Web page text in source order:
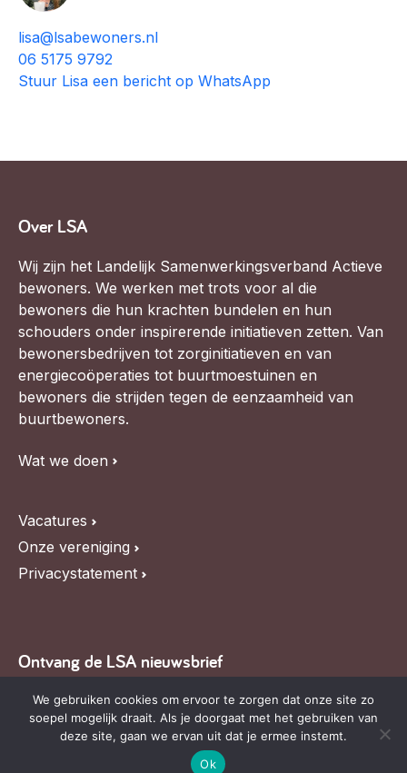
lisa@lsabewoners.nl
06 5175 9792
Stuur Lisa een bericht op WhatsApp
Over LSA
Wij zijn het Landelijk Samenwerkingsverband Actieve
bewoners. We werken met trots voor al die
bewoners die hun krachten bundelen en hun
schouders onder inspirerende initiatieven zetten. Van
bewonersbedrijven tot zorginitiatieven en van
energiecoöperaties tot buurtmoestuinen en
bewoners die strijden tegen de eenzaamheid van
buurtbewoners.
Wat we doen
Vacatures
Onze vereniging
Privacystatement
Ontvang de LSA nieuwsbrief
Blijf op de hoogte van LSA nieuws, de agenda en
relevante ontwikkelingen,schrijf je in voor onze
nieuwsbrief.
We gebruiken cookies om ervoor te zorgen dat onze site zo
soepel mogelijk draait. Als je doorgaat met het gebruiken van
deze site, gaan we ervan uit dat je ermee instemt.
Ok